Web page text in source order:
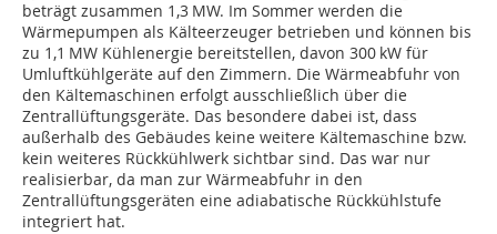
beträgt zusammen 1,3 MW. Im Sommer werden die
Wärmepumpen als Kälteerzeuger betrieben und können bis
zu 1,1 MW Kühlenergie bereitstellen, davon 300 kW für
Umluftkühlgeräte auf den Zimmern. Die Wärmeabfuhr von
den Kältemaschinen erfolgt ausschließlich über die
Zentrallüftungs­geräte. Das besondere dabei ist, dass
außerhalb des Gebäudes keine weitere Kältemaschine bzw.
kein weiteres Rückkühlwerk sichtbar sind. Das war nur
realisierbar, da man zur Wärmeabfuhr in den
Zentrallüftungsgeräten eine adiabatische Rückkühlstufe
integriert hat.